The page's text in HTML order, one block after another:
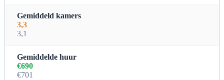
Gemiddeld kamers
3,3
3,1
Gemiddelde huur
€690
€701